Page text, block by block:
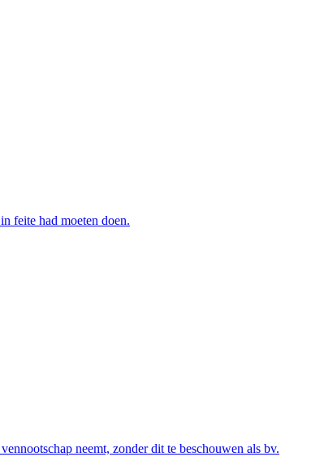
feite had moeten doen.
neemt, zonder dit te beschouwen als bv.